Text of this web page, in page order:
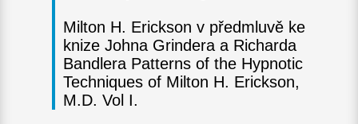
Milton H. Erickson v předmluvě ke
knize Johna Grindera a Richarda
Bandlera Patterns of the Hypnotic
Techniques of Milton H. Erickson,
M.D. Vol I.